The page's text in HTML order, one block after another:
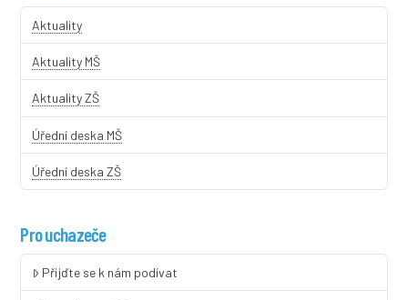
Aktuality
Aktuality MŠ
Aktuality ZŠ
Úřední deska MŠ
Úřední deska ZŠ
Pro uchazeče
Přijďte se k nám podívat